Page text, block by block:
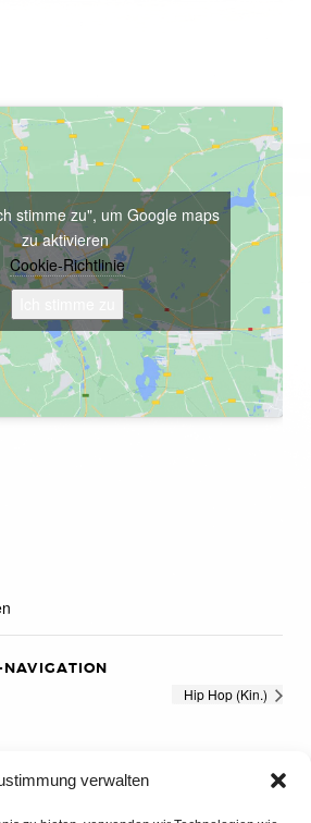
verwalten
stimme zu", um Google maps
zu aktivieren
Cookie-Richtlinie
Hip Hop (Kin.)